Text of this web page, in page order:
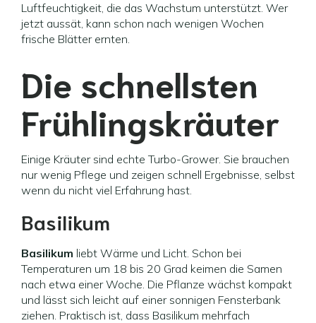
Luftfeuchtigkeit, die das Wachstum unterstützt. Wer
jetzt aussät, kann schon nach wenigen Wochen
frische Blätter ernten.
Die schnellsten
Frühlingskräuter
Einige Kräuter sind echte Turbo-Grower. Sie brauchen
nur wenig Pflege und zeigen schnell Ergebnisse, selbst
wenn du nicht viel Erfahrung hast.
Basilikum
Basilikum liebt Wärme und Licht. Schon bei
Temperaturen um 18 bis 20 Grad keimen die Samen
nach etwa einer Woche. Die Pflanze wächst kompakt
und lässt sich leicht auf einer sonnigen Fensterbank
ziehen. Praktisch ist, dass Basilikum mehrfach